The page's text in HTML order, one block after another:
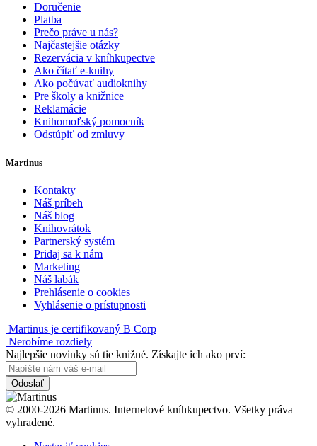
Doručenie
Platba
Prečo práve u nás?
Najčastejšie otázky
Rezervácia v kníhkupectve
Ako čítať e-knihy
Ako počúvať audioknihy
Pre školy a knižnice
Reklamácie
Knihomoľský pomocník
Odstúpiť od zmluvy
Martinus
Kontakty
Náš príbeh
Náš blog
Knihovrátok
Partnerský systém
Pridaj sa k nám
Marketing
Náš labák
Prehlásenie o cookies
Vyhlásenie o prístupnosti
Martinus je certifikovaný B Corp
Nerobíme rozdiely
Najlepšie novinky sú tie knižné. Získajte ich ako prví:
Odoslať
© 2000-2026 Martinus. Internetové kníhkupectvo. Všetky práva
vyhradené.